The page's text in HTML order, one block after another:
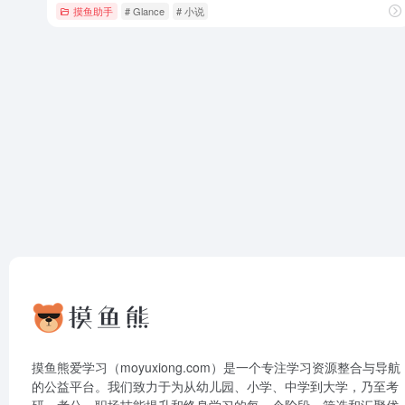
摸鱼助手 # Glance # 小说
摸鱼熊爱学习（moyuxiong.com）是一个专注学习资源整合与导航
的公益平台。我们致力于为从幼儿园、小学、中学到大学，乃至考